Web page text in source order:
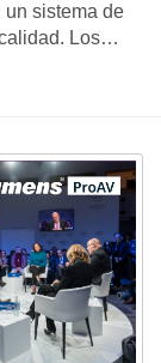
un sistema de
Los
de la